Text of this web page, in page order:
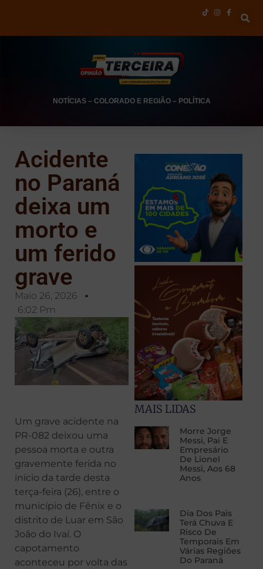
NOTÍCIAS– COLORADO E REGIÃO– POLÍTICA
Acidente
no Paraná
deixa um
morto e
um ferido
grave
Maio 26, 2026
6:02 Pm
Um grave acidente na
PR-082 deixou uma
pessoa morta e outra
gravemente ferida no
início da tarde desta
terça-feira (26), entre o
município de Fênix e o
distrito de Luar em São
João do Ivaí. O
capotamento
aconteceu por volta das
MAIS LIDAS
Morre Jorge
Messi, Pai E
Empresário
De Lionel
Messi, Aos 68
Anos
Dia Dos Pais
Terá Chuva E
Risco De
Temporais Em
Várias Regiões
Do Paraná